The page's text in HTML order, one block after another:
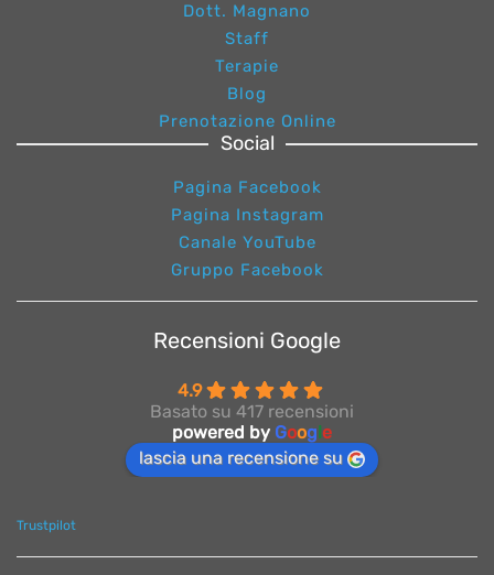
Dott. Magnano
Staff
Terapie
Blog
Prenotazione Online
Social
Pagina Facebook
Pagina Instagram
Canale YouTube
Gruppo Facebook
Recensioni Google
4.9
Basato su 417 recensioni
powered by Goog e
lascia una recensione su
Trustpilot